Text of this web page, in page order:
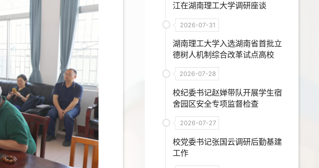
江在湖南理工大学调研座谈
2026-07-31
湖南理工大学入选湖南省首批立
德树人机制综合改革试点高校
2026-07-28
校纪委书记赵婵带队开展学生宿
舍园区安全专项监督检查
2026-07-27
校党委书记张国云调研后勤基建
工作